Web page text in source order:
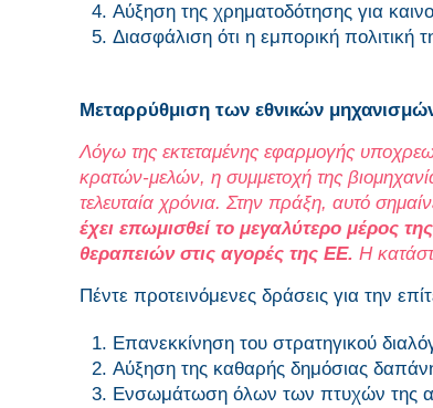
Αύξηση της χρηματοδότησης για
Διασφάλιση ότι η εμπορική πολιτική
Μεταρρύθμιση των εθνικών
Λόγω της εκτεταμένης εφαρμογής
κρατών-μελών, η συμμετοχή της
τελευταία χρόνια. Στην πράξη, αυτό
έχει επωμισθεί το μεγαλύτερο μέρος
θεραπειών στις αγορές της ΕΕ. Η
Πέντε προτεινόμενες δράσεις για την
Επανεκκίνηση του στρατηγικού
Αύξηση της καθαρής δημόσιας
Ενσωμάτωση όλων των πτυχών της